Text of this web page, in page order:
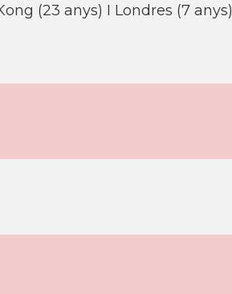
(23 anys) I Londres (7 anys)